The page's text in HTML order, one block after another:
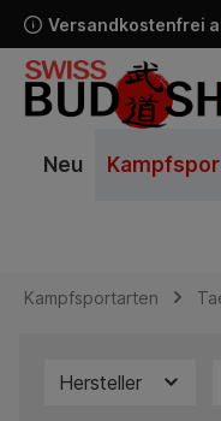
Zur
Versandkostenfrei
Neu
Kampfsportarten
Hersteller